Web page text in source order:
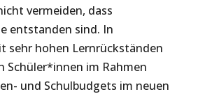
vermeiden, dass
entstanden sind. In
sehr hohen Lernrückständen
Schüler*innen im Rahmen
und Schulbudgets im neuen